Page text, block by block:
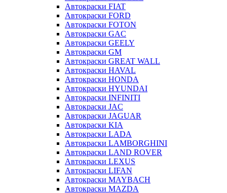
Автокраски FIAT
Автокраски FORD
Автокраски FOTON
Автокраски GAC
Автокраски GEELY
Автокраски GM
Автокраски GREAT WALL
Автокраски HAVAL
Автокраски HONDA
Автокраски HYUNDAI
Автокраски INFINITI
Автокраски JAC
Автокраски JAGUAR
Автокраски KIA
Автокраски LADA
Автокраски LAMBORGHINI
Автокраски LAND ROVER
Автокраски LEXUS
Автокраски LIFAN
Автокраски MAYBACH
Автокраски MAZDA